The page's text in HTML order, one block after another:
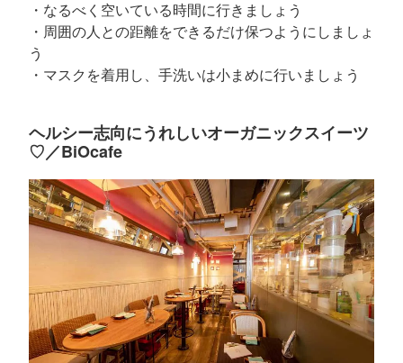
・なるべく空いている時間に行きましょう
・周囲の人との距離をできるだけ保つようにしましょ
う
・マスクを着用し、手洗いは小まめに行いましょう
ヘルシー志向にうれしいオーガニックスイーツ
♡／BiOcafe